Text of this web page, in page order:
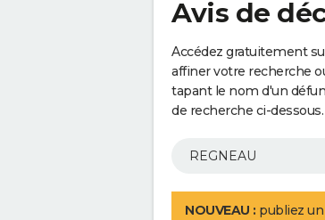
Avis de
Accédez gratuitement
affiner votre recherche
tapant le nom d'un
de recherche ci-dessous.
NOUVEAU : publiez un